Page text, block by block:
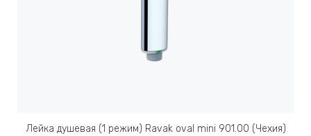
Лейка душевая (1 режим) Ravak oval mini 901.00 (Чехия)